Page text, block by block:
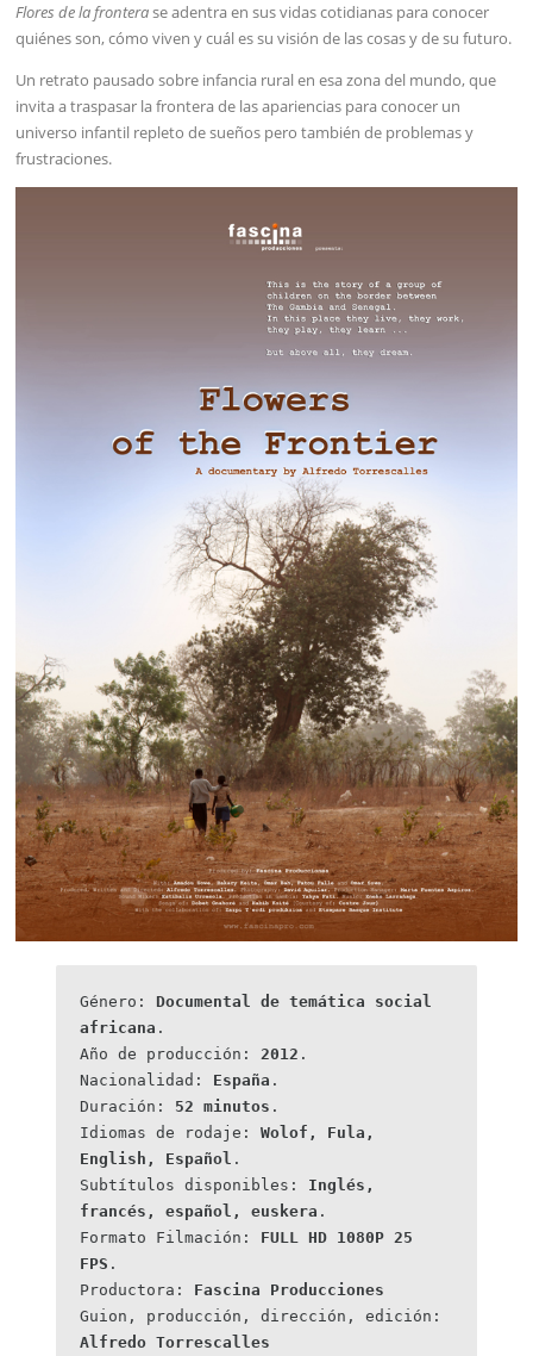
Flores de la fronterase adentra en sus vidas cotidianas para conocer
quiénes son, cómo viven y cuál es su visión de las cosas y de su futuro.
Un retrato pausado sobre infancia rural en esa zona del mundo, que
invita a traspasar la frontera de las apariencias para conocer un
universo infantil repleto de sueños pero también de problemas y
frustraciones.
Género: Documental de temática social
africana .
Año de producción: 2012 .
Nacionalidad: España .
Duración: 52 minutos .
Idiomas de rodaje: Wolof, Fula,
English, Español .
Subtítulos disponibles: Inglés,
francés, español, euskera .
Formato Filmación: FULL HD 1080P 25
FPS .
Productora: Fascina Producciones
Alfredo Torrescalles